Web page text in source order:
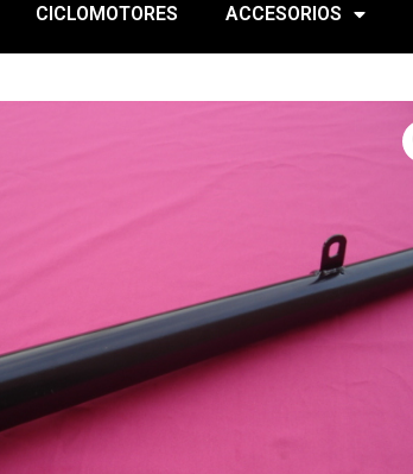
CICLOMOTORES ACCESORIOS